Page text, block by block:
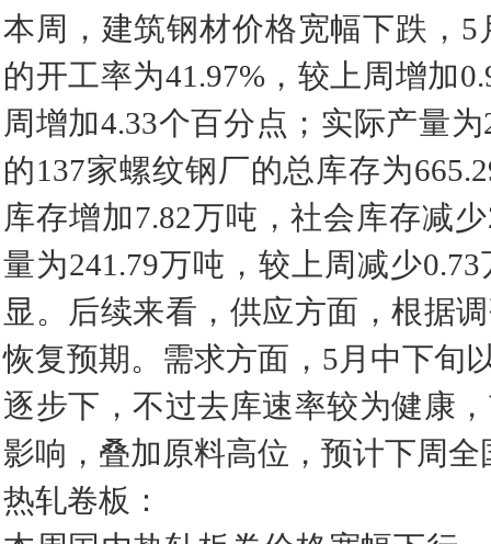
本周，建筑钢材价格宽幅下跌，
的开工率为41.97%，较上周增加
周增加4.33个百分点；实际产量
的137家螺纹钢厂的总库存为
库存增加7.82万吨，社会库存减
量为241.79万吨，较上周减少
显。后续来看，供应方面，根据
恢复预期。需求方面，5月中下旬
逐步下，不过去库速率较为健康
影响，叠加原料高位，预计下周
热轧卷板：